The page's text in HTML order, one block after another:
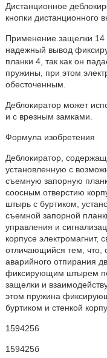
Дистанционное
кнопки дистанционного
Применение защелки 14
надежный вывод
планки 4, так как он
пружины, при этом
обесточенным.
Деблокиратор может
и с врезным замками.
Формула изобретения
Деблокиратор,
установленную с
съемную запорную
соосным отверстию
штырь с буртиком,
съемной запорной
управления и
корпусе
отличающийся тем, что,
аварийного отпирания
фиксирующим штырем
защелки и
этом пружина
буртиком и стенкой
1594256
159425б